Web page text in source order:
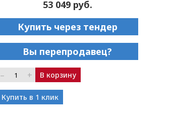
53 049 руб.
Купить через тендер
Вы перепродавец?
– + В корзину
Купить в 1 клик